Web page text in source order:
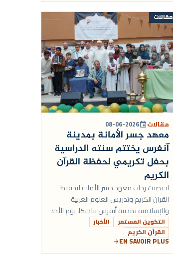
مقالات
مقالاتevent
08-06-2026
معهد جسر الأمانة بمدينة
آنفرس يختتم سنته الدراسية
بحفل تكريمي لحفظة القرآن
الكريم
احتضنت رحاب معهد جسر الأمانة لتحفيظ
القرآن الكريم وتدريس العلوم العربية
والإسلامية بمدينة أنفرس ببلجيكا، يوم الأحد
7 يونيو 2026، الحفل الختامي السنوي
تكريما للطلبة...
التكوين المستمر
الأخبار
القرآن الكريم
EN SAVOIR PLUS
arrow_forward